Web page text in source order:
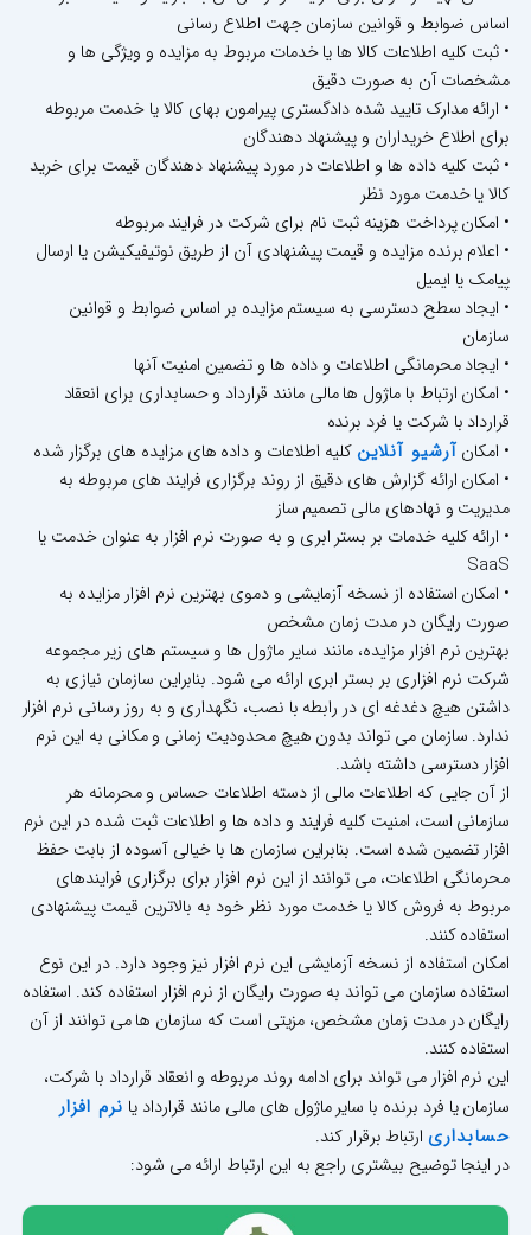
اساس ضوابط و قوانین سازمان جهت اطلاع رسانی
• ثبت کلیه اطلاعات کالا ها یا خدمات مربوط به مزایده و ویژگی ها و
مشخصات آن به صورت دقیق
• ارائه مدارک تایید شده دادگستری پیرامون بهای کالا یا خدمت مربوطه
برای اطلاع خریداران و پیشنهاد دهندگان
• ثبت کلیه داده ها و اطلاعات در مورد پیشنهاد دهندگان قیمت برای خرید
کالا یا خدمت مورد نظر
• امکان پرداخت هزینه ثبت نام برای شرکت در فرایند مربوطه
• اعلام برنده مزایده و قیمت پیشنهادی آن از طریق نوتیفیکیشن یا ارسال
پیامک یا ایمیل
• ایجاد سطح دسترسی به سیستم مزایده بر اساس ضوابط و قوانین
سازمان
• ایجاد محرمانگی اطلاعات و داده ها و تضمین امنیت آنها
• امکان ارتباط با ماژول ها مالی مانند قرارداد و حسابداری برای انعقاد
قرارداد با شرکت یا فرد برنده
• امکانآرشیو آنلاین کلیه اطلاعات و داده های مزایده های برگزار شده
• امکان ارائه گزارش های دقیق از روند برگزاری فرایند های مربوطه به
مدیریت و نهادهای مالی تصمیم ساز
• ارائه کلیه خدمات بر بستر ابری و به صورت نرم افزار به عنوان خدمت یا
SaaS
• امکان استفاده از نسخه آزمایشی و دموی بهترین نرم افزار مزایده به
صورت رایگان در مدت زمان مشخص
بهترین نرم افزار مزایده، مانند سایر ماژول ها و سیستم های زیر مجموعه
شرکت نرم افزاری بر بستر ابری ارائه می شود. بنابراین سازمان نیازی به
داشتن هیچ دغدغه ای در رابطه با نصب، نگهداری و به روز رسانی نرم افزار
ندارد. سازمان می تواند بدون هیچ محدودیت زمانی و مکانی به این نرم
افزار دسترسی داشته باشد.
از آن جایی که اطلاعات مالی از دسته اطلاعات حساس و محرمانه هر
سازمانی است، امنیت کلیه فرایند و داده ها و اطلاعات ثبت شده در این نرم
افزار تضمین شده است. بنابراین سازمان ها با خیالی آسوده از بابت حفظ
محرمانگی اطلاعات، می توانند از این نرم افزار برای برگزاری فرایندهای
مربوط به فروش کالا یا خدمت مورد نظر خود به بالاترین قیمت پیشنهادی
استفاده کنند.
امکان استفاده از نسخه آزمایشی این نرم افزار نیز وجود دارد. در این نوع
استفاده سازمان می تواند به صورت رایگان از نرم افزار استفاده کند. استفاده
رایگان در مدت زمان مشخص، مزیتی است که سازمان ها می توانند از آن
استفاده کنند.
این نرم افزار می تواند برای ادامه روند مربوطه و انعقاد قرارداد با شرکت،
سازمان یا فرد برنده با سایر ماژول های مالی مانند قرارداد یا نرم افزار
حسابداری ارتباط برقرار کند.
در اینجا توضیح بیشتری راجع به این ارتباط ارائه می شود: